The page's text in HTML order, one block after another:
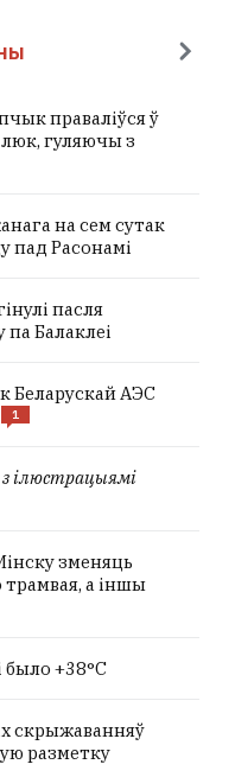
праваліўся ў
гуляючы з
на сем сутак
пад Расонамі
пасля
па Балаклеі
Беларускай АЭС
1
з ілюстрацыямі
зменяць
а іншы
было +38°C
скрыжаванняў
разметку